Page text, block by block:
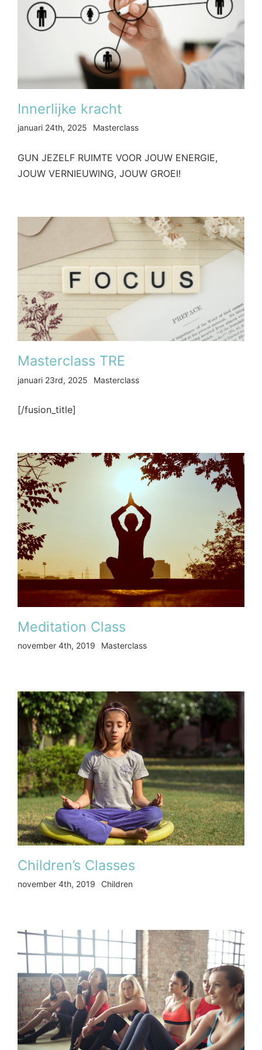
Innerlijke kracht
januari 24th, 2025 Masterclass
GUN JEZELF RUIMTE VOOR JOUW ENERGIE,
JOUW VERNIEUWING, JOUW GROEI!
Masterclass TRE
januari 23rd, 2025 Masterclass
[/fusion_title]
Meditation Class
november 4th, 2019 Masterclass
Children’s Classes
november 4th, 2019 Children